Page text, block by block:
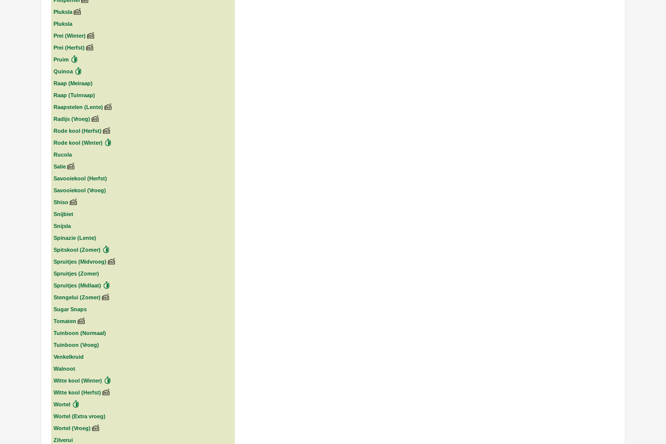
Pluksla
Pluksla
Prei (Winter)
Prei (Herfst)
Pruim
Quinoa
Raap (Meiraap)
Raap (Tuinraap)
Raapstelen (Lente)
Radijs (Vroeg)
Rode kool (Herfst)
Rode kool (Winter)
Rucola
Salie
Savooiekool (Herfst)
Savooiekool (Vroeg)
Shiso
Snijbiet
Snijsla
Spinazie (Lente)
Spitskool (Zomer)
Spruitjes (Midvroeg)
Spruitjes (Zomer)
Spruitjes (Midlaat)
Stengelui (Zomer)
Sugar Snaps
Tomaten
Tuinboon (Normaal)
Tuinboon (Vroeg)
Venkelkruid
Walnoot
Witte kool (Winter)
Witte kool (Herfst)
Wortel
Wortel (Extra vroeg)
Wortel (Vroeg)
Zilverui